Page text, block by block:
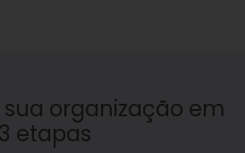
sua organização em
3 etapas